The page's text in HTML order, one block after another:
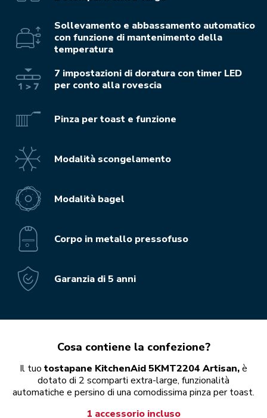
Sollevamento e abbassamento automatico
con funzione di mantenimento della
temperatura
7 impostazioni di doratura con timer LED
per conto alla rovescia
Pinza per toast e funzione
Modalità scongelamento
Modalità bagel
Corpo in metallo pressofuso
Garanzia di 5 anni
Cosa contiene la confezione?
Il tuo tostapane KitchenAid 5KMT2204 Artisan,è
dotato di 2 scomparti extra-large, funzionalità
automatiche e persino di una comodissima pinza per toast.
1 accessorio incluso